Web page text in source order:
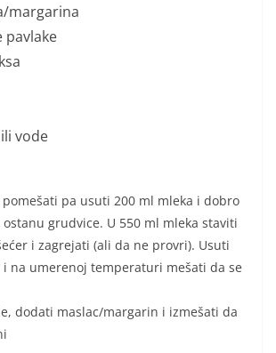
margarina
pavlake
vode
pa usuti 200 ml mleka i dobro
grudvice. U 550 ml mleka staviti
i zagrejati (ali da ne provri). Usuti
na umerenoj temperaturi mešati da se
dodati maslac/margarin i izmešati da